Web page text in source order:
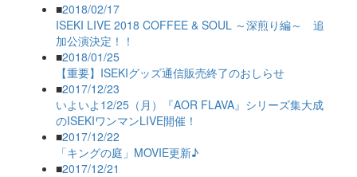
■2018/02/17
ISEKI LIVE 2018 COFFEE & SOUL ～深煎り編～ 追
加公演決定！！
■2018/01/25
【重要】ISEKIグッズ通信販売終了のおしらせ
■2017/12/23
いよいよ12/25（月）『AOR FLAVA』シリーズ集大成
のISEKIワンマンLIVE開催！
■2017/12/22
「キングの庭」MOVIE更新♪
■2017/12/21